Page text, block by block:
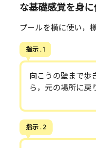
な基礎感覚を身に
プールを横に使い，
指示 . 1
向こうの壁まで歩
ら，元の場所に戻
指示 . 2